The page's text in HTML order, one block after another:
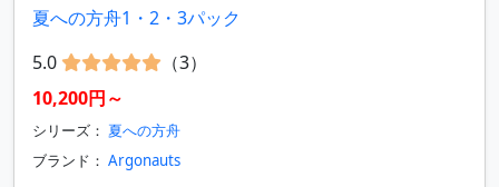
夏への方舟1・2・3パック
5.0
（3）
10,200円～
シリーズ： 夏への方舟
ブランド： Argonauts